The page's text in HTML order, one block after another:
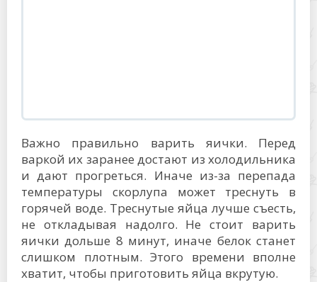
Важно правильно варить яички. Перед
варкой их заранее достают из холодильника
и дают прогреться. Иначе из-за перепада
температуры скорлупа может треснуть в
горячей воде. Треснутые яйца лучше съесть,
не откладывая надолго. Не стоит варить
яички дольше 8 минут, иначе белок станет
слишком плотным. Этого времени вполне
хватит, чтобы приготовить яйца вкрутую.